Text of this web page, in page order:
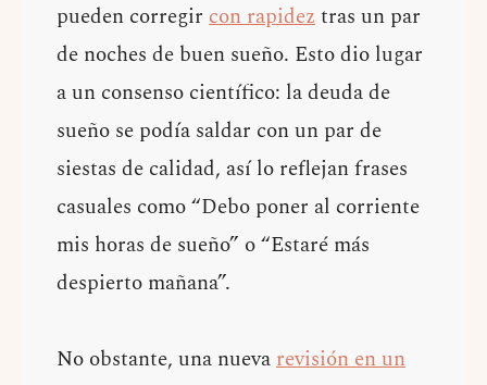
pueden corregir con rapideztras un par
de noches de buen sueño. Esto dio lugar
a un consenso científico: la deuda de
sueño se podía saldar con un par de
siestas de calidad, así lo reflejan frases
casuales como “Debo poner al corriente
mis horas de sueño” o “Estaré más
despierto mañana”.
No obstante, una nuevarevisión en un